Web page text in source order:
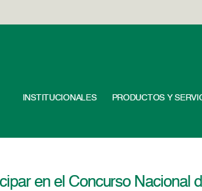
INSTITUCIONALES PRODUCTOS Y
en el Concurso Nacional